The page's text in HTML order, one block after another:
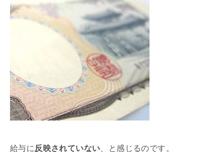
給与に 反映されていない 、と感じるのです。